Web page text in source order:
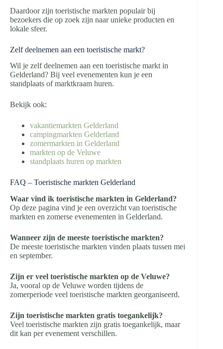
Daardoor zijn toeristische markten populair bij
bezoekers die op zoek zijn naar unieke producten en
lokale sfeer.
Zelf deelnemen aan een toeristische markt?
Wil je zelf deelnemen aan een toeristische markt in
Gelderland? Bij veel evenementen kun je een
standplaats of marktkraam huren.
Bekijk ook:
vakantiemarkten Gelderland
campingmarkten Gelderland
zomermarkten in Gelderland
markten op de Veluwe
standplaats huren op markten
FAQ – Toeristische markten Gelderland
Waar vind ik toeristische markten in Gelderland?
Op deze pagina vind je een overzicht van toeristische
markten en zomerse evenementen in Gelderland.
Wanneer zijn de meeste toeristische markten?
De meeste toeristische markten vinden plaats tussen mei
en september.
Zijn er veel toeristische markten op de Veluwe?
Ja, vooral op de Veluwe worden tijdens de
zomerperiode veel toeristische markten georganiseerd.
Zijn toeristische markten gratis toegankelijk?
Veel toeristische markten zijn gratis toegankelijk, maar
dit kan per evenement verschillen.